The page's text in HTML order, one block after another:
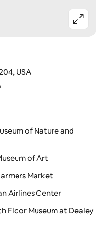
USA
of Nature and
of Art
Market
Airlines Center
Floor Museum at Dealey